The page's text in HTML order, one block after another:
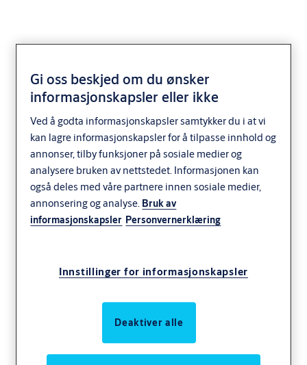
Gi oss beskjed om du ønsker
informasjonskapsler eller ikke
Ved å godta informasjonskapsler samtykker du i at vi
kan lagre informasjonskapsler for å tilpasse innhold og
annonser, tilby funksjoner på sosiale medier og
analysere bruken av nettstedet. Informasjonen kan
også deles med våre partnere innen sosiale medier,
annonsering og analyse. Bruk av
informasjonskapsler Personvernerklæring
Innstillinger for informasjonskapsler
Deaktiver alle